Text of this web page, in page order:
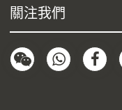
關注我們